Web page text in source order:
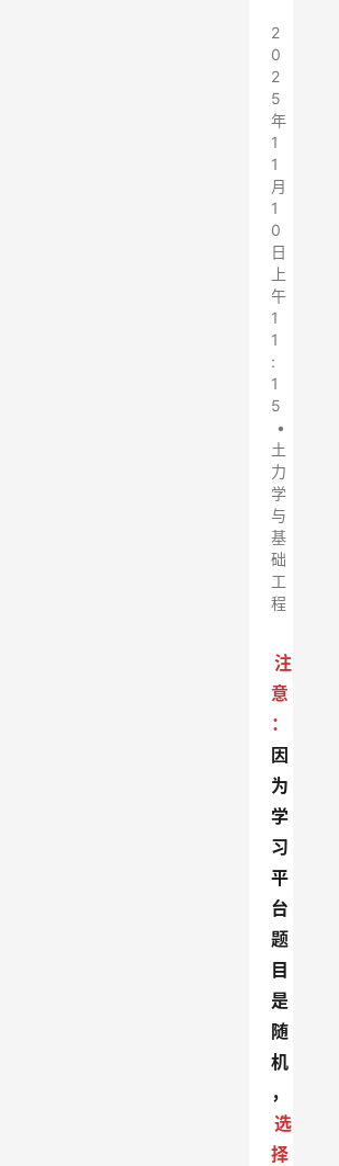
2
0
2
5
年
1
1
月
1
0
日
上
午
1
1
:
1
5
•
土
力
学
与
基
础
工
程
注
意
：
因
为
学
习
平
台
题
目
是
随
机
，
选
择